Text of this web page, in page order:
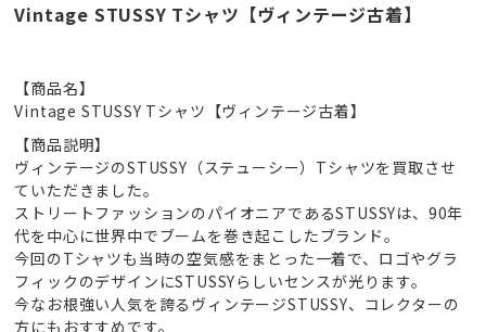
Vintage STUSSY Tシャツ【ヴィンテージ古着】
【商品名】
Vintage STUSSY Tシャツ【ヴィンテージ古着】
【商品説明】
ヴィンテージのSTUSSY（ステューシー）Tシャツを買取させ
ていただきました。
ストリートファッションのパイオニアであるSTUSSYは、90年
代を中心に世界中でブームを巻き起こしたブランド。
今回のTシャツも当時の空気感をまとった一着で、ロゴやグラ
フィックのデザインにSTUSSYらしいセンスが光ります。
今なお根強い人気を誇るヴィンテージSTUSSY、コレクターの
方にもおすすめです。